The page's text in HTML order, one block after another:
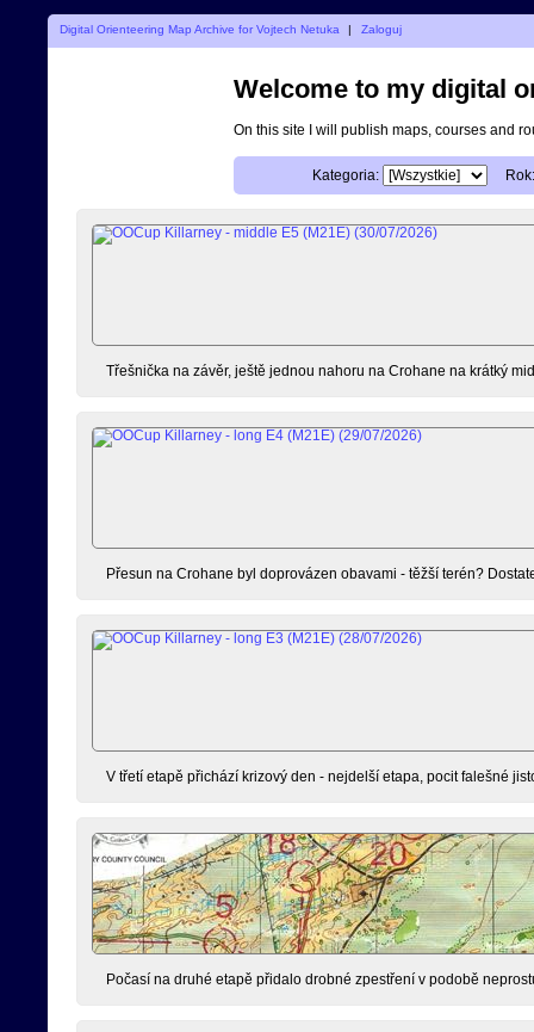
Digital Orienteering Map Archive for Vojtech Netuka | Zaloguj
Welcome to my digital
On this site I will publish maps, courses and
Kategoria: Rok:
Třešnička na závěr, ještě jednou nahoru na Crohane na krátký
Přesun na Crohane byl doprovázen obavami - těžší terén?
V třetí etapě přichází krizový den - nejdelší etapa, pocit falešné
Počasí na druhé etapě přidalo drobné zpestření v podobě